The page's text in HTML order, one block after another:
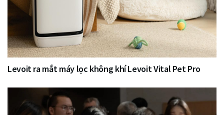
Levoit ra mắt máy lọc không khí Levoit Vital Pet Pro